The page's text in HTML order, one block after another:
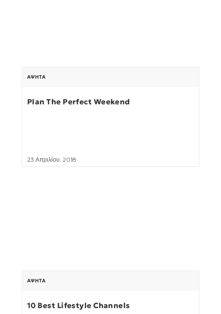
ΆΨΗΤΑ
Plan The Perfect Weekend
23 Απριλίου, 2018
ΆΨΗΤΑ
10 Best Lifestyle Channels